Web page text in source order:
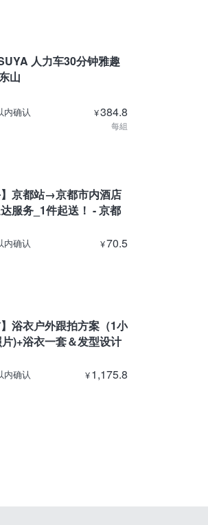
人力车30分钟雅趣
山
内确认 ¥384.8
每組
】京都站→京都市内酒店
服务_1件起送！ - 京都
内确认 ¥70.5
】浴衣户外跟拍方案（1小
)+浴衣一套＆发型设计
内确认 ¥1,175.8